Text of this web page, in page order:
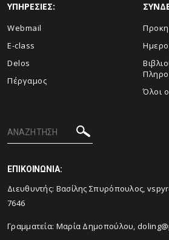
ΥΠΗΡΕΣΙΕΣ:
Webmail
E-class
Delos
Πέργαμος
Όλοι
ΕΠΙΚΟΙΝΩΝΙΑ:
Διευθυντής: Βασίλης Σπυρόπουλος,
7646
Γραμματεία: Μαρία Δημοπούλου,